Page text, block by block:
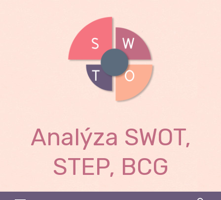
Analýza SWOT,
STEP, BCG